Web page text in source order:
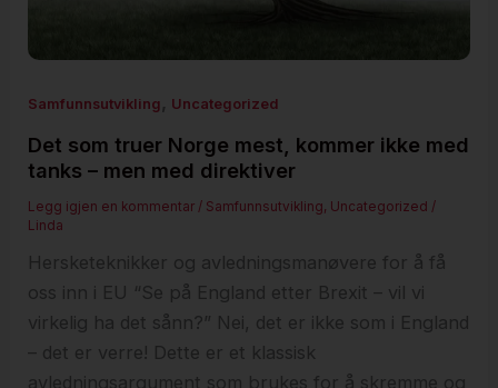
Samfunnsutvikling , Uncategorized
Det som truer Norge mest, kommer ikke med
tanks – men med direktiver
Legg igjen en kommentar / Samfunnsutvikling, Uncategorized /
Linda
Hersketeknikker og avledningsmanøvere for å få
oss inn i EU “Se på England etter Brexit – vil vi
virkelig ha det sånn?” Nei, det er ikke som i England
– det er verre! Dette er et klassisk
avledningsargument som brukes for å skremme og